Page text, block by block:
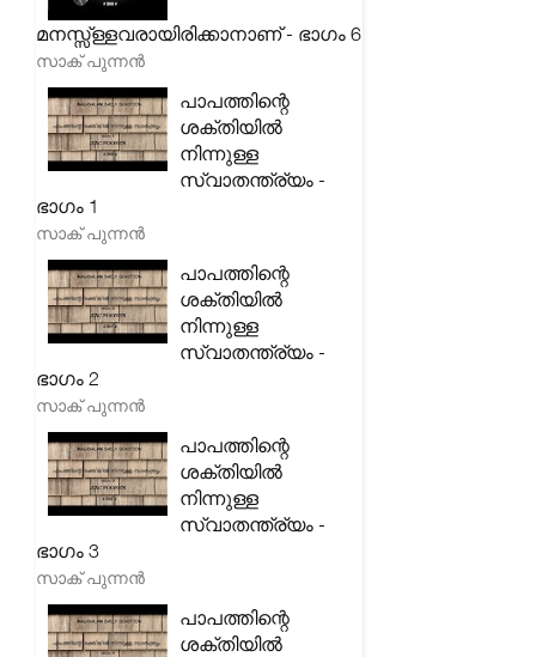
മനസ്സ്ള്ളവരായിരിക്കാനാണ് - ഭാഗം 6
സാക് പുന്നൻ
പാപത്തിന്റെ
ശക്തിയിൽ
നിന്നുള്ള
സ്വാതന്ത്ര്യം -
ഭാഗം 1
സാക് പുന്നൻ
പാപത്തിന്റെ
ശക്തിയിൽ
നിന്നുള്ള
സ്വാതന്ത്ര്യം -
ഭാഗം 2
സാക് പുന്നൻ
പാപത്തിന്റെ
ശക്തിയിൽ
നിന്നുള്ള
സ്വാതന്ത്ര്യം -
ഭാഗം 3
സാക് പുന്നൻ
പാപത്തിന്റെ
ശക്തിയിൽ